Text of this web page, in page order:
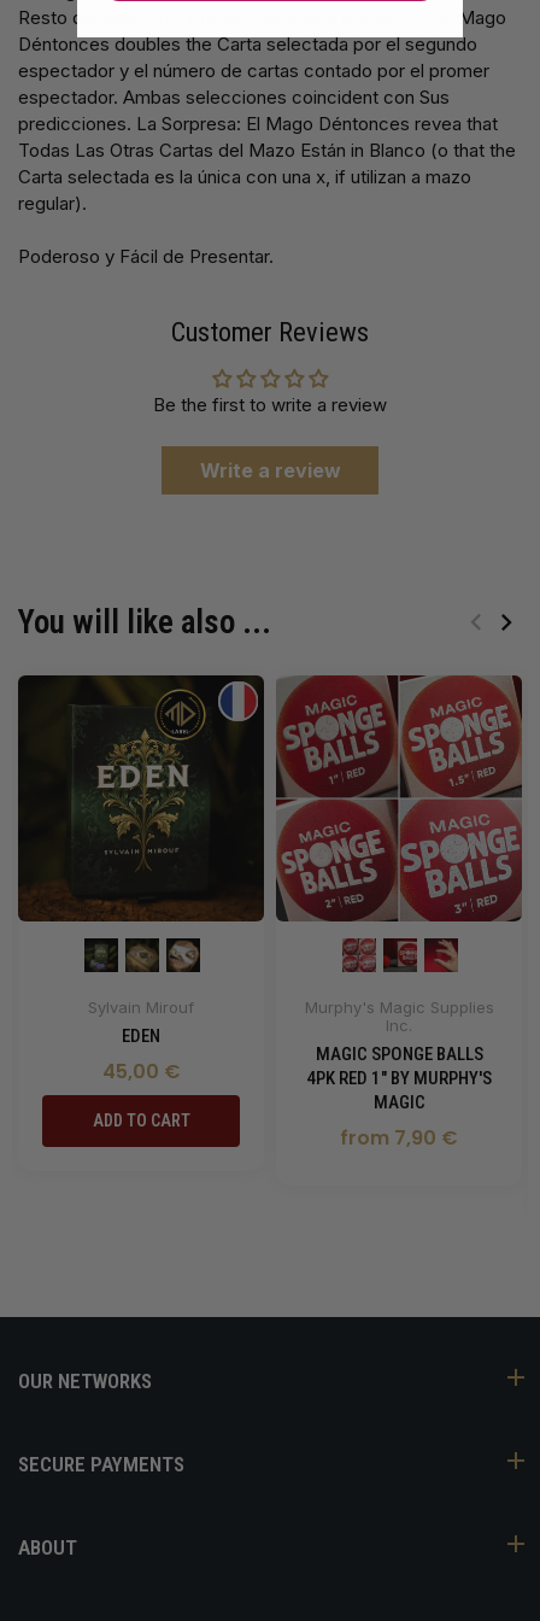
Resto del Mazo Encima de la Segunda predicción. El Mago
Déntonces doubles the Carta selectada por el segundo
espectador y el número de cartas contado por el promer
espectador. Ambas selecciones coincident con Sus
predicciones. La Sorpresa: El Mago Déntonces revea that
Todas Las Otras Cartas del Mazo Están in Blanco (o that the
Carta selectada es la única con una x, if utilizan a mazo
regular).
Poderoso y Fácil de Presentar.
Customer Reviews
Be the first to write a review
Write a review
You will like also ...
Sylvain Mirouf
EDEN
45,00 €
ADD TO CART
Murphy's Magic Supplies
Inc.
MAGIC SPONGE BALLS
4PK RED 1" BY MURPHY'S
MAGIC
from 7,90 €
OUR NETWORKS
SECURE PAYMENTS
ABOUT